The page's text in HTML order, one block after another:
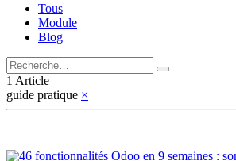
Tous
Module
Blog
1 Article
guide pratique ×